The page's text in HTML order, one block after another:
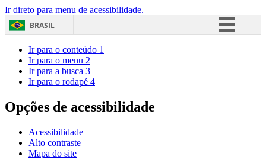
Ir direto para menu de acessibilidade.
BRASIL
Acesso à informação
Ir para o conteúdo 1
Ir para o menu 2
Ir para a busca 3
Ir para o rodapé 4
Opções de acessibilidade
Acessibilidade
Alto contraste
Mapa do site